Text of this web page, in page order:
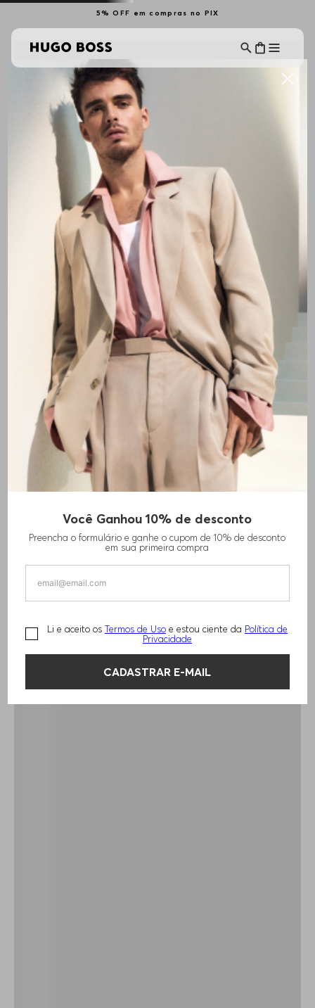
5% OFF em compras no PIX
Você Ganhou 10% de desconto
Preencha o formulário e ganhe o cupom de 10% de desconto
em sua primeira compra
Li e aceito os Termos de Uso e estou ciente da Política de
Privacidade
CADASTRAR E-MAIL